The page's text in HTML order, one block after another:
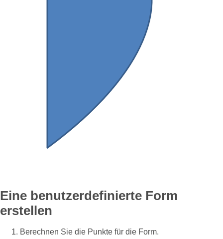
Eine benutzerdefinierte Form
erstellen
Berechnen Sie die Punkte für die Form.